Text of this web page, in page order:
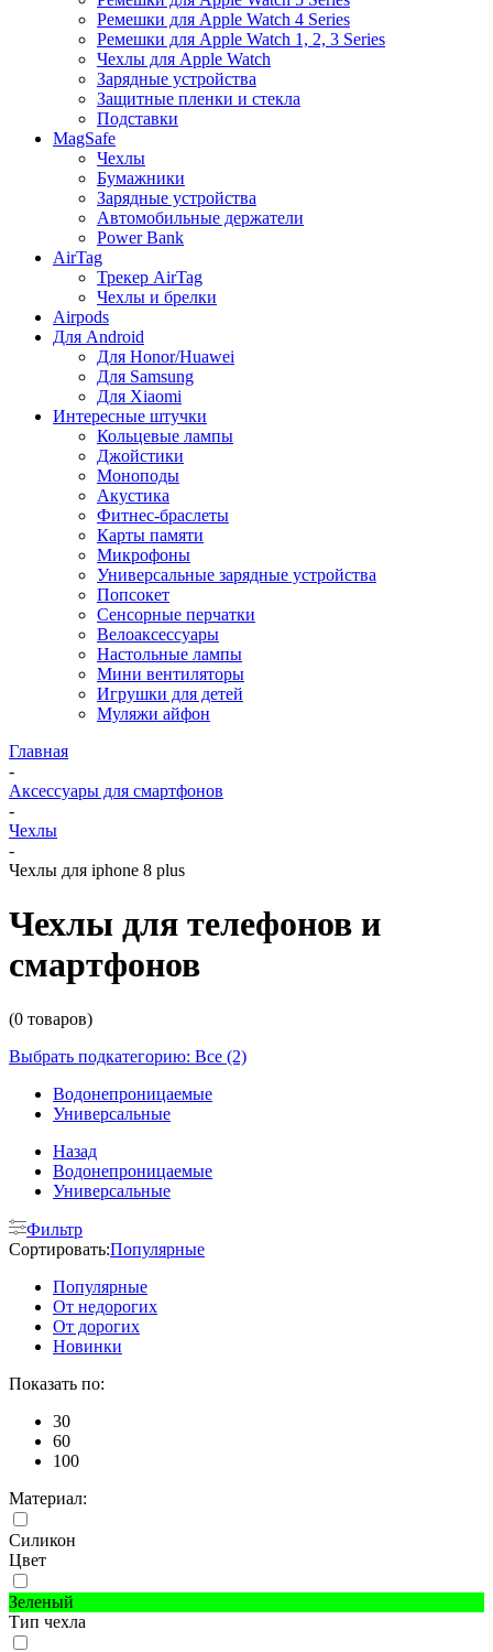
Ремешки для Apple Watch 4 Series
Ремешки для Apple Watch 1, 2, 3 Series
Чехлы для Apple Watch
Зарядные устройства
Защитные пленки и стекла
Подставки
MagSafe
Чехлы
Бумажники
Зарядные устройства
Автомобильные держатели
Power Bank
AirTag
Трекер AirTag
Чехлы и брелки
Airpods
Для Android
Для Honor/Huawei
Для Samsung
Для Xiaomi
Интересные штучки
Кольцевые лампы
Джойстики
Моноподы
Акустика
Фитнес-браслеты
Карты памяти
Микрофоны
Универсальные зарядные устройства
Попсокет
Сенсорные перчатки
Велоаксессуары
Настольные лампы
Мини вентиляторы
Игрушки для детей
Муляжи айфон
Главная
-
Аксессуары для смартфонов
-
Чехлы
-
Чехлы для iphone 8 plus
Чехлы для телефонов и
смартфонов
(0 товаров)
Выбрать подкатегорию: Все (2)
Водонепроницаемые
Универсальные
Назад
Водонепроницаемые
Универсальные
Фильтр
Сортировать:Популярные
Популярные
От недорогих
От дорогих
Новинки
Показать по:
30
60
100
Материал:
Силикон
Цвет
Зеленый
Тип чехла